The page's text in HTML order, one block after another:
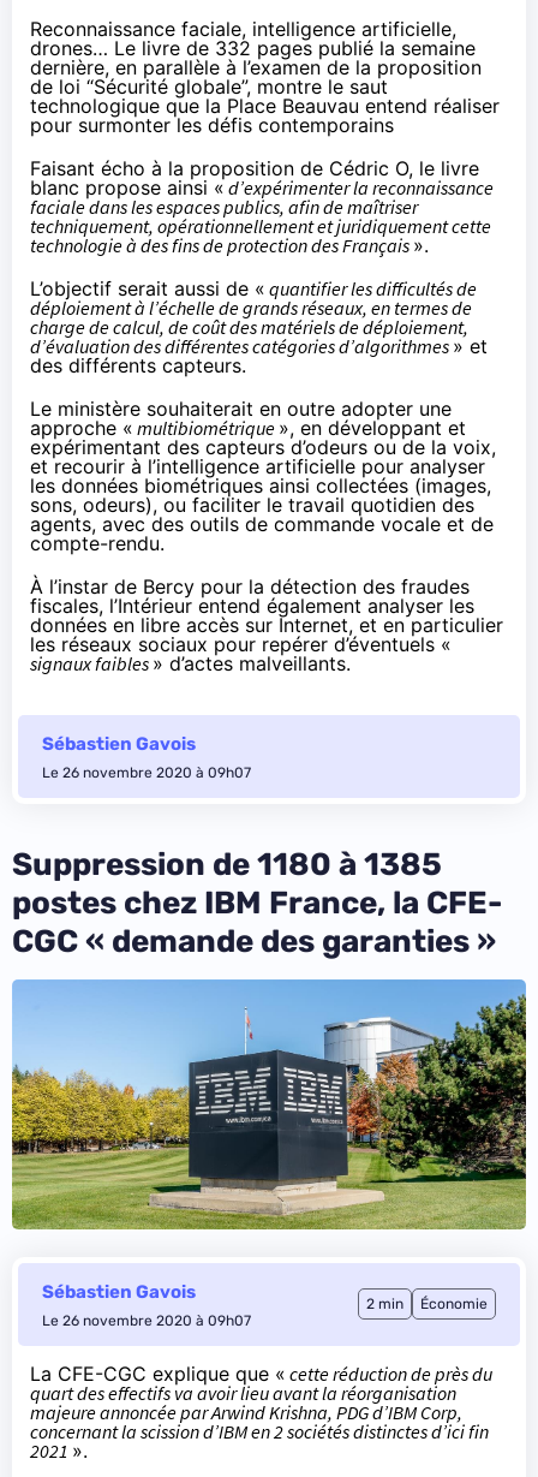
Reconnaissance faciale, intelligence artificielle,
drones… Le livre de 332 pages publié la semaine
dernière, en parallèle à l’examen de la proposition
de loi “Sécurité globale”, montre le saut
technologique que la Place Beauvau entend réaliser
pour surmonter les défis contemporains
Faisant écho à la proposition de Cédric O, le livre
blanc propose ainsi «d’expérimenter la reconnaissance
faciale dans les espaces publics, afin de maîtriser
techniquement, opérationnellement et juridiquement cette
technologie à des fins de protection des Français ».
L’objectif serait aussi de « quantifier les difficultés de
déploiement à l’échelle de grands réseaux, en termes de
charge de calcul, de coût des matériels de déploiement,
d’évaluation des différentes catégories d’algorithmes » et
des différents capteurs.
Le ministère souhaiterait en outre adopter une
approche « multibiométrique », en développant et
expérimentant des capteurs d’odeurs ou de la voix,
et recourir à l’intelligence artificielle pour analyser
les données biométriques ainsi collectées (images,
sons, odeurs), ou faciliter le travail quotidien des
agents, avec des outils de commande vocale et de
compte-rendu.
À l’instar de Bercy pour la détection des fraudes
fiscales, l’Intérieur entend également analyser les
données en libre accès sur Internet, et en particulier
les réseaux sociaux pour repérer d’éventuels «
signaux faibles » d’actes malveillants.
Sébastien Gavois
Le 26 novembre 2020 à 09h07
Suppression de 1180 à 1385
postes chez IBM France, la CFE-
CGC « demande des garanties »
Sébastien Gavois
Le 26 novembre 2020 à 09h07
2 min Économie
La CFE-CGC explique que « cette réduction de près du
quart des effectifs va avoir lieu avant la réorganisation
majeure annoncée par Arwind Krishna, PDG d’IBM Corp,
concernant la scission d’IBM en 2 sociétés distinctes d’ici fin
2021 ».